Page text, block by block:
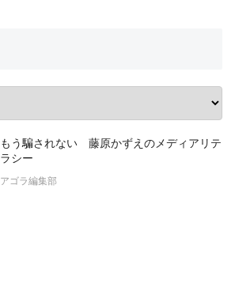
もう騙されない 藤原かずえのメディアリテ
ラシー
アゴラ編集部